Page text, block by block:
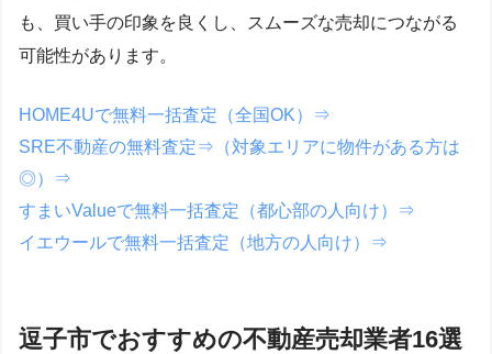
も、買い手の印象を良くし、スムーズな売却につながる
可能性があります。
HOME4Uで無料一括査定（全国OK）⇒
SRE不動産の無料査定⇒（対象エリアに物件がある方は
◎）⇒
すまいValueで無料一括査定（都心部の人向け）⇒
イエウールで無料一括査定（地方の人向け）⇒
逗子市でおすすめの不動産売却業者16選